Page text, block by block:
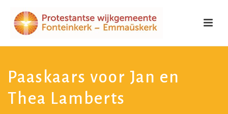
Paaskaars voor Jan en
Thea Lamberts